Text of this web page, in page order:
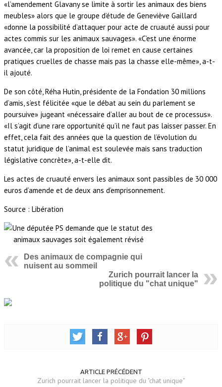
«l’amendement Glavany se limite à sortir les animaux des biens
meubles» alors que le groupe d’étude de Geneviève Gaillard
«donne la possibilité d’attaquer pour acte de cruauté aussi pour
actes commis sur les animaux sauvages». «C’est une énorme
avancée, car la proposition de loi remet en cause certaines
pratiques cruelles de chasse mais pas la chasse elle-même», a-t-
il ajouté.
De son côté, Réha Hutin, présidente de la Fondation 30 millions
d’amis, s’est félicitée «que le débat au sein du parlement se
poursuive» jugeant «nécessaire d’aller au bout de ce processus».
«Il s’agit d’une rare opportunité qu’il ne faut pas laisser passer. En
effet, cela fait des années que la question de l’évolution du
statut juridique de l’animal est soulevée mais sans traduction
législative concrète», a-t-elle dit.
Les actes de cruauté envers les animaux sont passibles de 30 000
euros d’amende et de deux ans d’emprisonnement.
Source : Libération
Des animaux de compagnie qui
nuisent au sommeil
Zurich pourrait lancer la
politique du "chat unique"
ARTICLE PRÉCÉDENT
Zurich pourrait lancer la politique du "chat unique"